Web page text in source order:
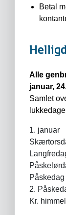
Betal
Alle
januar,
Samlet
1. januar
Påskedag
2.
Kr.